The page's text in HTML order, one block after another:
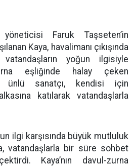
Faruk Taşseten’in
Kaya, havalimanı çıkışında
yoğun ilgisiyle
eşliğinde halay çeken
ünlü sanatçı, kendisi için
katılarak vatandaşlarla
ilgi karşısında büyük mutluluk
vatandaşlarla bir süre sohbet
Kaya’nın davul-zurna